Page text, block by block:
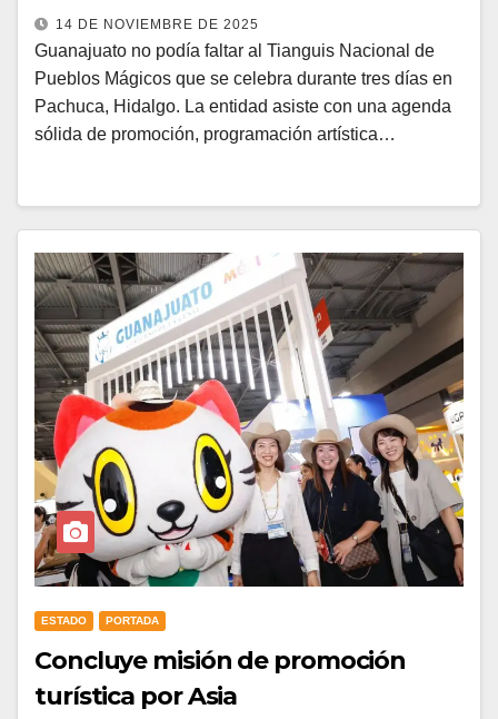
14 DE NOVIEMBRE DE 2025
Guanajuato no podía faltar al Tianguis Nacional de
Pueblos Mágicos que se celebra durante tres días en
Pachuca, Hidalgo. La entidad asiste con una agenda
sólida de promoción, programación artística…
ESTADO PORTADA
Concluye misión de promoción
turística por Asia